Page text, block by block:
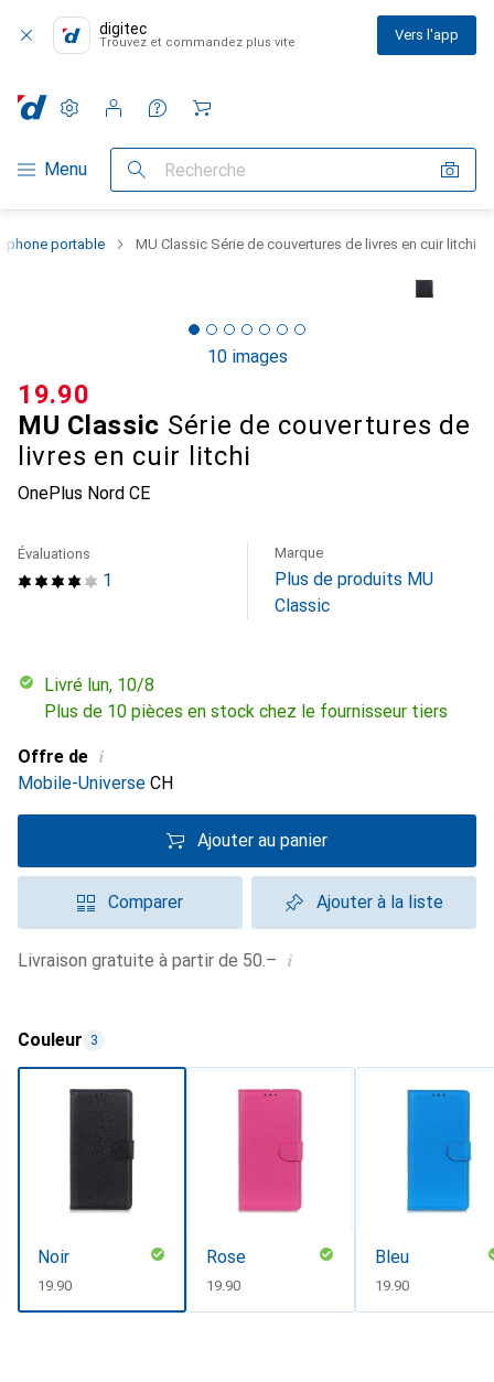
digitec
Trouvez et commandez plus vite Vers l'app
Navigation par catégorie
Menu Recherche
Paramètres
Compte client
Listes de comparaison
Listes d'envies
Panier
portable MU Classic Série de couvertures de livres en cuir litchi
10 images
MU Classic Série de couvertures de
livres en cuir litchi
OnePlus Nord CE
CHF
19.90
1
Évaluations Marque
Plus de produits MU
Classic
Livré lun, 10/8
Plus de 10 pièces en stock chez le fournisseur tiers
Offre de i
Mobile-Universe CH
Ajouter au panier
Comparer Ajouter à la liste
Livraison gratuite à partir de 50.– i
Couleur 3
Noir
CHF
19.90
Rose
CHF
19.90
Bleu
CHF
19.90